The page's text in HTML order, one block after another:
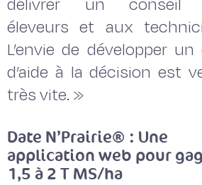
éleveurs et aux
L’envie de développer
d’aide à la décision est
très vite. »
Date N’Prairie® : Une
application web pour
1,5 à 2 T MS/ha